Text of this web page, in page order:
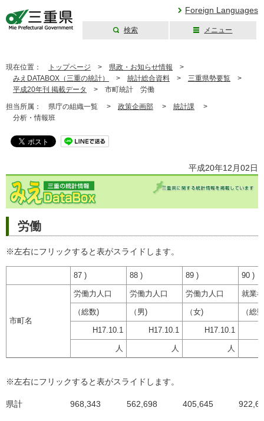
Foreign Languages
検索 メニュー
現在位置： トップページ > 県政・お知らせ情報 >
みえDATABOX（三重の統計）
> 統計総合資料 > 三重県勢要覧 >
平成20年刊 掲載データ
> 市町統計 労働
担当所属： 県庁の組織一覧 > 政策企画部 > 統計課 >
分析・情報班
平成20年12月02日
労働
※左右にフリックすると表がスライドします。
87 ) 88 ) 89 ) 90 )
市町名
労働力人口 労働力人口 労働力人口 就業
（総数) （男) （女) （総
H17.10.1 H17.10.1 H17.10.1
人 人 人
※左右にフリックすると表がスライドします。
県計 968,343 562,698 405,645